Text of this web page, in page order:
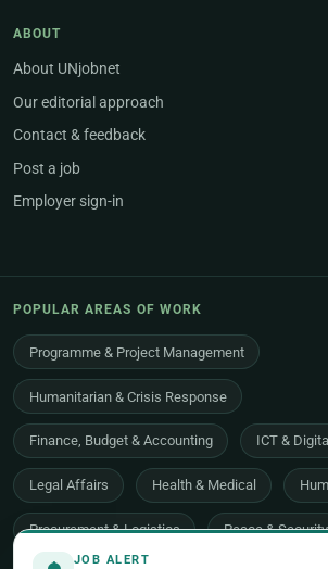
JOB ALERT
ABOUT
About UNjobnet
Our editorial approach
Contact & feedback
Post a job
Employer sign-in
POPULAR AREAS OF WORK
Programme & Project Management
Humanitarian & Crisis Response
Finance, Budget & Accounting ICT & Digital
Legal Affairs Health & Medical
Procurement & Logistics Peace & Security